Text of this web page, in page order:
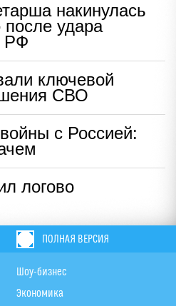
накинулась
после удара
РФ
ключевой
СВО
с Россией:
логово
ПОЛНАЯ ВЕРСИЯ
Шоу-бизнес
Экономика